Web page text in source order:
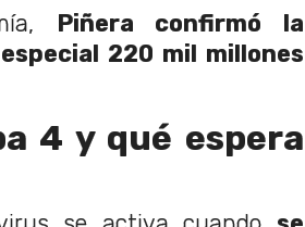
Piñera confirmó la
220 mil millones
4 y qué espera